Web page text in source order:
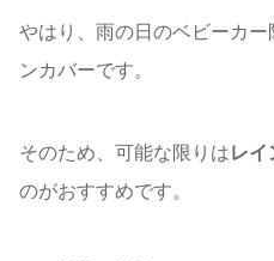
やはり、雨の日のベビーカ
ンカバーです。
そのため、可能な限りはレイ
のがおすすめです。